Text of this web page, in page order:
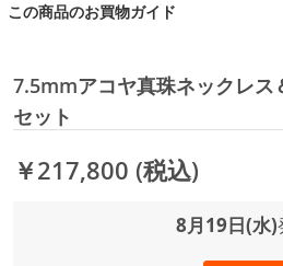
この商品のお買物ガイド
7.5mmアコヤ真珠ネックレス
セット
￥217,800 (税込)
8月19日(水)